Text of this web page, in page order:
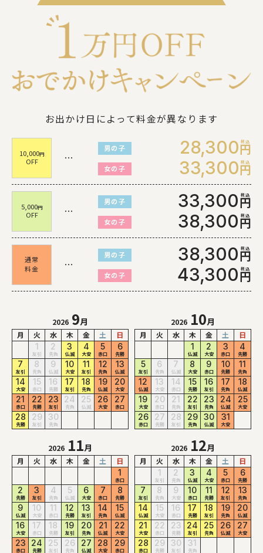
お出かけ日によって料金が異なります
10,000円
OFF ・・・
男の子 28,300円
女の子 33,300円
5,000円
OFF ・・・
男の子 33,300円
女の子 38,300円
通常
料金
・・・
男の子 38,300円
女の子 43,300円
2026 9月
月 火 水 木 金 土
日
1
友引
2
先負
3
仏滅
4
大安
5
赤口
6
先勝
7
友引
8
先負
9
仏滅
10
大安
11
友引
12
先負
13
仏滅
14
大安
15
赤口
16
先勝
17
友引
18
先負
19
仏滅
20
大安
21
赤口
22
先勝
23
友引
24
先負
25
仏滅
26
大安
27
赤口
28
先勝
29
友引
30
先負
2026 10月
月 火 水 木 金 土
日
1
仏滅
2
大安
3
赤口
4
先勝
5
友引
6
先負
7
仏滅
8
大安
9
赤口
10
先勝
11
先負
12
仏滅
13
大安
14
赤口
15
先勝
16
友引
17
先負
18
仏滅
19
大安
20
赤口
21
先負
22
友引
23
先負
24
仏滅
25
大安
26
赤口
27
先勝
28
友引
29
先負
30
仏滅
31
大安
2026 11月
月 火 水 木 金 土
日
1
赤口
2
先勝
3
友引
4
先負
5
仏滅
6
大安
7
赤口
8
先勝
9
仏滅
10
大安
11
赤口
12
先勝
13
友引
14
先負
15
仏滅
16
大安
17
赤口
18
先勝
19
友引
20
先負
21
仏滅
22
大安
23
赤口
24
先勝
25
友引
26
先負
27
仏滅
28
大安
29
赤口
2026 12月
月 火 水 木 金 土
日
1
友引
2
先負
3
仏滅
4
大安
5
赤口
6
先勝
7
友引
8
先負
9
大安
10
赤口
11
先勝
12
友引
13
先負
14
仏滅
15
大安
16
赤口
17
先勝
18
友引
19
先負
20
仏滅
21
大安
22
赤口
23
先勝
24
友引
25
先負
26
仏滅
27
大安
28
赤口
29
先勝
30
友引
31
先負